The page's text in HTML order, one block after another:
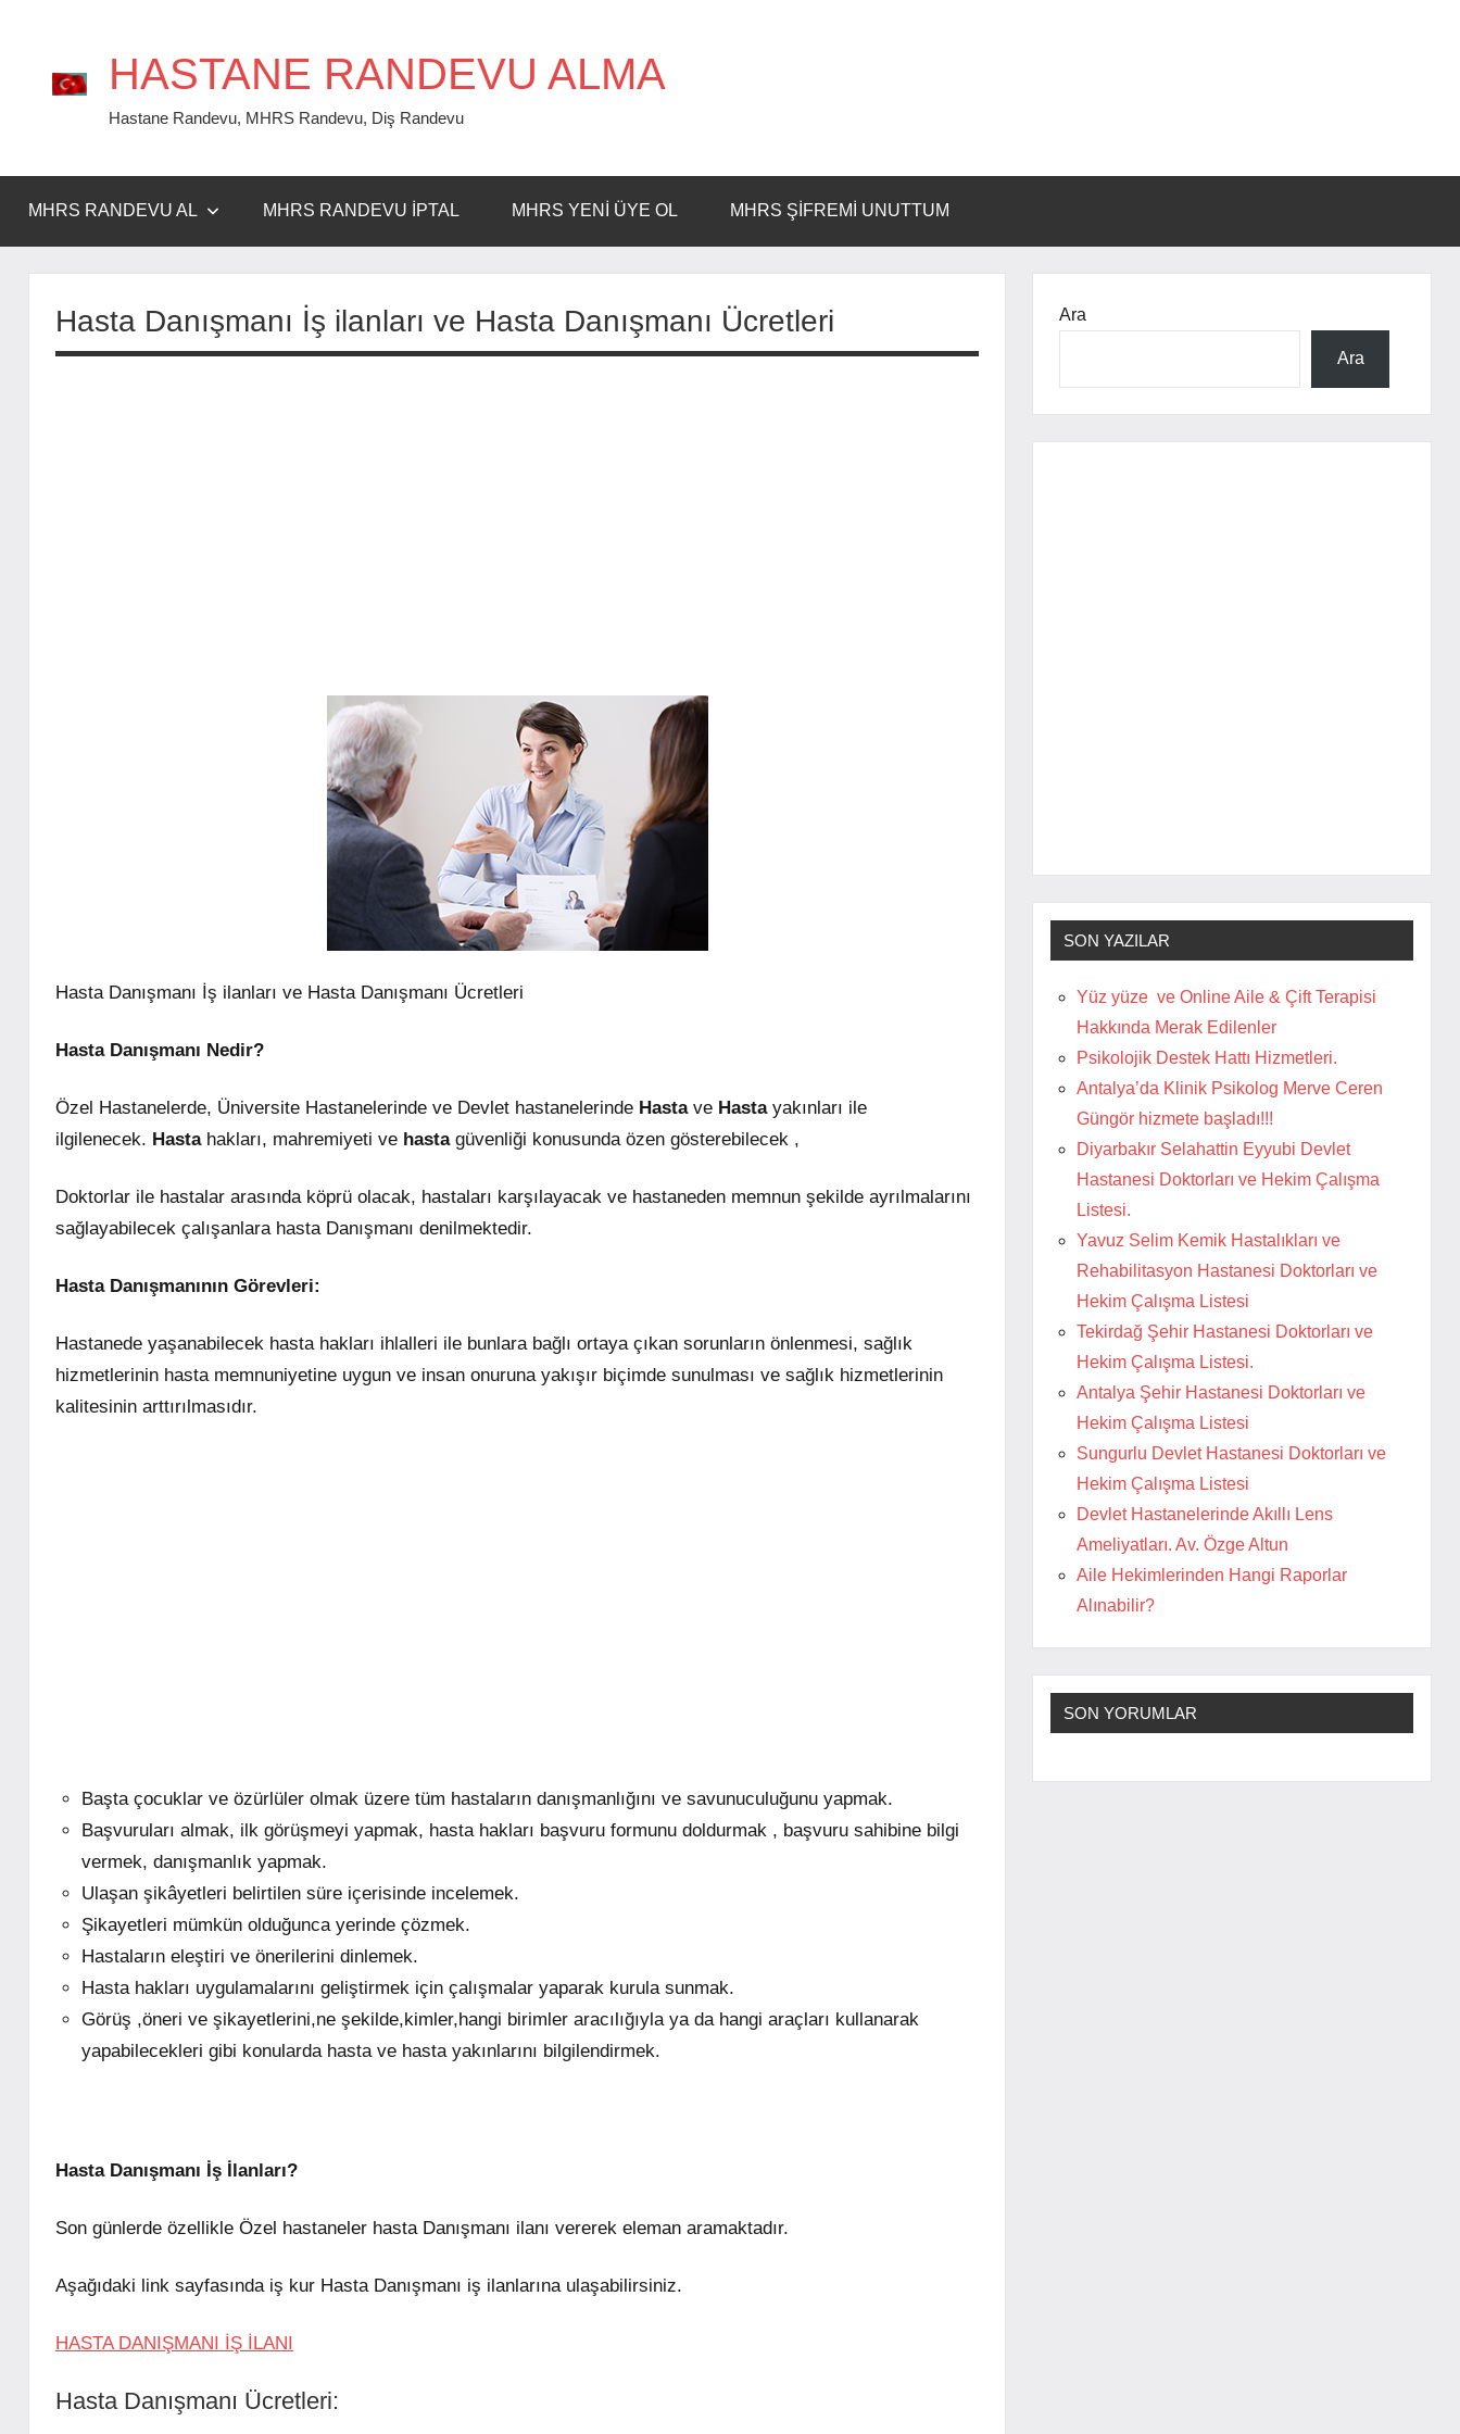
HASTANE RANDEVU ALMA
Hastane Randevu, MHRS Randevu, Diş Randevu
MHRS RANDEVU AL MHRS RANDEVU İPTAL MHRS YENI ÜYE OL MHRS ŞIFREMI UNUTTUM
Hasta Danışmanı İş ilanları ve Hasta Danışmanı Ücretleri
Hasta Danışmanı İş ilanları ve Hasta Danışmanı Ücretleri
Hasta Danışmanı Nedir?
Özel Hastanelerde, Üniversite Hastanelerinde ve Devlet hastanelerinde Hastave Hastayakınları ile
ilgilenecek. Hastahakları, mahremiyeti ve hastagüvenliği konusunda özen gösterebilecek ,
Doktorlar ile hastalar arasında köprü olacak, hastaları karşılayacak ve hastaneden memnun şekilde ayrılmalarını
sağlayabilecek çalışanlara hasta Danışmanı denilmektedir.
Hasta Danışmanının Görevleri:
Hastanede yaşanabilecek hasta hakları ihlalleri ile bunlara bağlı ortaya çıkan sorunların önlenmesi, sağlık
hizmetlerinin hasta memnuniyetine uygun ve insan onuruna yakışır biçimde sunulması ve sağlık hizmetlerinin
kalitesinin arttırılmasıdır.
Başta çocuklar ve özürlüler olmak üzere tüm hastaların danışmanlığını ve savunuculuğunu yapmak.
Başvuruları almak, ilk görüşmeyi yapmak, hasta hakları başvuru formunu doldurmak , başvuru sahibine bilgi
vermek, danışmanlık yapmak.
Ulaşan şikâyetleri belirtilen süre içerisinde incelemek.
Şikayetleri mümkün olduğunca yerinde çözmek.
Hastaların eleştiri ve önerilerini dinlemek.
Hasta hakları uygulamalarını geliştirmek için çalışmalar yaparak kurula sunmak.
Görüş ,öneri ve şikayetlerini,ne şekilde,kimler,hangi birimler aracılığıyla ya da hangi araçları kullanarak
yapabilecekleri gibi konularda hasta ve hasta yakınlarını bilgilendirmek.
Hasta Danışmanı İş İlanları?
Son günlerde özellikle Özel hastaneler hasta Danışmanı ilanı vererek eleman aramaktadır.
Aşağıdaki link sayfasında iş kur Hasta Danışmanı iş ilanlarına ulaşabilirsiniz.
HASTA DANIŞMANI İŞ İLANI
Hasta Danışmanı Ücretleri:
Ara
Ara
SON YAZILAR
Yüz yüze ve Online Aile & Çift Terapisi
Hakkında Merak Edilenler
Psikolojik Destek Hattı Hizmetleri.
Antalya’da Klinik Psikolog Merve Ceren
Güngör hizmete başladı!!!
Diyarbakır Selahattin Eyyubi Devlet
Hastanesi Doktorları ve Hekim Çalışma
Listesi.
Yavuz Selim Kemik Hastalıkları ve
Rehabilitasyon Hastanesi Doktorları ve
Hekim Çalışma Listesi
Tekirdağ Şehir Hastanesi Doktorları ve
Hekim Çalışma Listesi.
Antalya Şehir Hastanesi Doktorları ve
Hekim Çalışma Listesi
Sungurlu Devlet Hastanesi Doktorları ve
Hekim Çalışma Listesi
Devlet Hastanelerinde Akıllı Lens
Ameliyatları. Av. Özge Altun
Aile Hekimlerinden Hangi Raporlar
Alınabilir?
SON YORUMLAR